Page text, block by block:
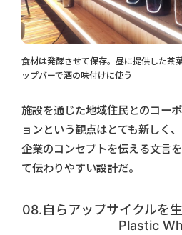
食材は発酵させて保存。昼に提供した茶
ップバーで酒の味付けに使う
施設を通じた地域住民とのコー
ョンという観点はとても新しく
企業のコンセプトを伝える文言
て伝わりやすい設計だ。
08.自らアップサイクルを
Plastic